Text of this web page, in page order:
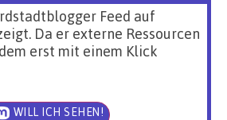
Feed auf
Da er externe Ressourcen
erst mit einem Klick
WILL ICH SEHEN!